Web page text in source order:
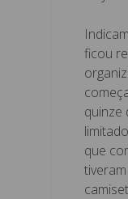
ficou
quinze
que